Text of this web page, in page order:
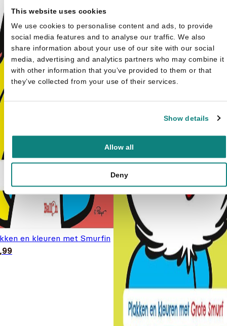
This website uses cookies
We use cookies to personalise content and ads, to provide
social media features and to analyse our traffic. We also
share information about your use of our site with our social
media, advertising and analytics partners who may combine it
with other information that you’ve provided to them or that
they’ve collected from your use of their services.
Show details
Allow all
Deny
en kleuren met Smurfin